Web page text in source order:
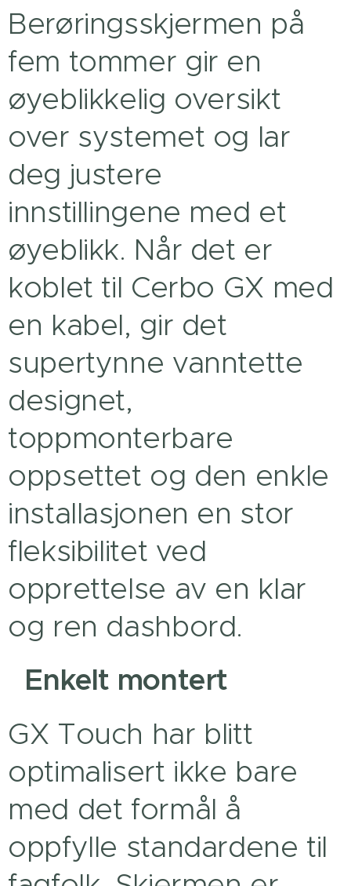
Berøringsskjermen på
fem tommer gir en
øyeblikkelig oversikt
over systemet og lar
deg justere
innstillingene med et
øyeblikk. Når det er
koblet til Cerbo GX med
en kabel, gir det
supertynne vanntette
designet,
toppmonterbare
oppsettet og den enkle
installasjonen en stor
fleksibilitet ved
opprettelse av en klar
og ren dashbord.
Enkelt montert
GX Touch har blitt
optimalisert ikke bare
med det formål å
oppfylle standardene til